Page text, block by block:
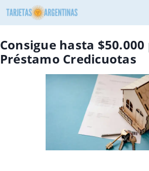
Consigue hasta $50.000
Préstamo Credicuotas